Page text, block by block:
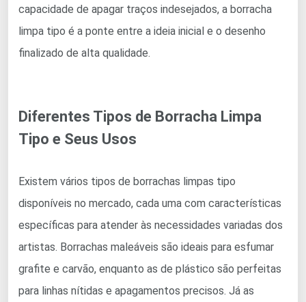
capacidade de apagar traços indesejados, a borracha
limpa tipo é a ponte entre a ideia inicial e o desenho
finalizado de alta qualidade.
Diferentes Tipos de Borracha Limpa
Tipo e Seus Usos
Existem vários tipos de borrachas limpas tipo
disponíveis no mercado, cada uma com características
específicas para atender às necessidades variadas dos
artistas. Borrachas maleáveis são ideais para esfumar
grafite e carvão, enquanto as de plástico são perfeitas
para linhas nítidas e apagamentos precisos. Já as